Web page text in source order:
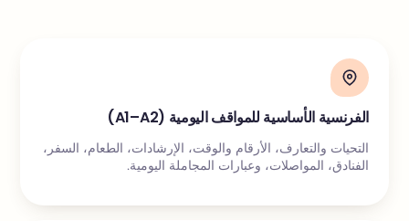
الفرنسية الأساسية للمواقف اليومية (A1–A2)
التحيات والتعارف، الأرقام والوقت، الإرشادات، الطعام، السفر،
الفنادق، المواصلات، وعبارات المجاملة اليومية.